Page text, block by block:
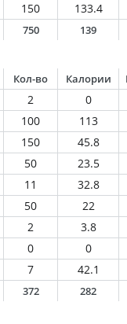
150 133.4
750 139
Кол-во Калории
2 0
100 113
150 45.8
50 23.5
11 32.8
50 22
2 3.8
0 0
7 42.1
372 282